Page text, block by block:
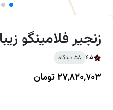
زنجیر فلامینگو زیبا
4.5 58 دیدگاه
27,820,703 تومان